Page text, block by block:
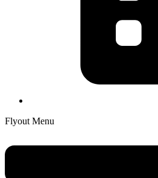
Flyout Menu